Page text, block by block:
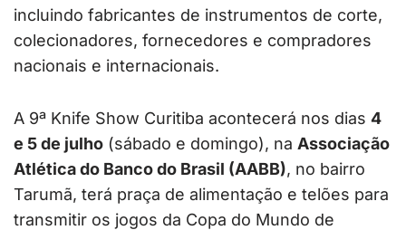
incluindo fabricantes de instrumentos de corte,
colecionadores, fornecedores e compradores
nacionais e internacionais.
A 9ª Knife Show Curitiba acontecerá nos dias 4
e 5 de julho (sábado e domingo), na Associação
Atlética do Banco do Brasil (AABB), no bairro
Tarumã, terá praça de alimentação e telões para
transmitir os jogos da Copa do Mundo de